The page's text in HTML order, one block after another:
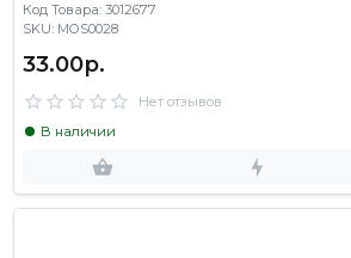
Код Товара: 3012677
SKU: MOS0028
33.00р.
Нет отзывов
В наличии